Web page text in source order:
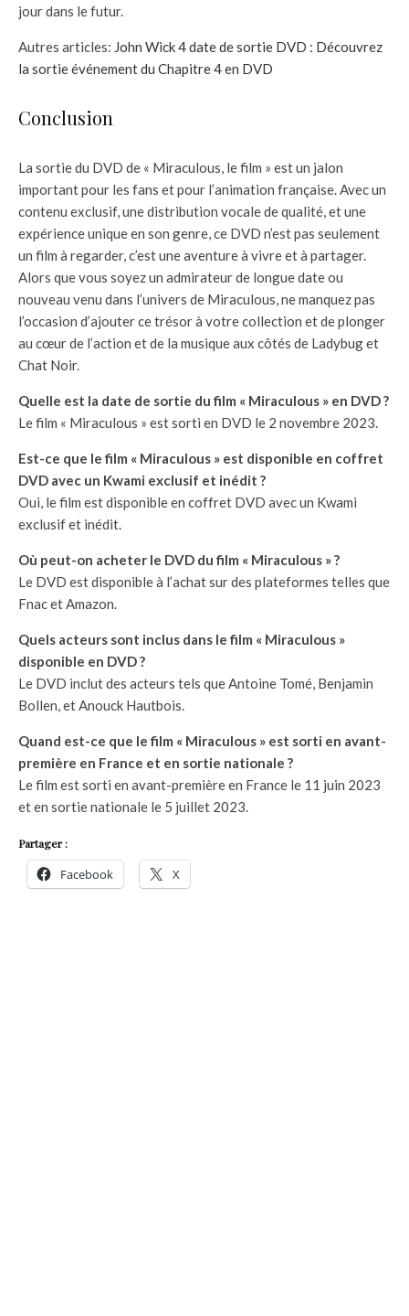
jour dans le futur.
Autres articles: John Wick 4 date de sortie DVD : Découvrez
la sortie événement du Chapitre 4 en DVD
Conclusion
La sortie du DVD de « Miraculous, le film » est un jalon
important pour les fans et pour l’animation française. Avec un
contenu exclusif, une distribution vocale de qualité, et une
expérience unique en son genre, ce DVD n’est pas seulement
un film à regarder, c’est une aventure à vivre et à partager.
Alors que vous soyez un admirateur de longue date ou
nouveau venu dans l’univers de Miraculous, ne manquez pas
l’occasion d’ajouter ce trésor à votre collection et de plonger
au cœur de l’action et de la musique aux côtés de Ladybug et
Chat Noir.
Quelle est la date de sortie du film « Miraculous » en DVD ?
Le film « Miraculous » est sorti en DVD le 2 novembre 2023.
Est-ce que le film « Miraculous » est disponible en coffret
DVD avec un Kwami exclusif et inédit ?
Oui, le film est disponible en coffret DVD avec un Kwami
exclusif et inédit.
Où peut-on acheter le DVD du film « Miraculous » ?
Le DVD est disponible à l’achat sur des plateformes telles que
Fnac et Amazon.
Quels acteurs sont inclus dans le film « Miraculous »
disponible en DVD ?
Le DVD inclut des acteurs tels que Antoine Tomé, Benjamin
Bollen, et Anouck Hautbois.
Quand est-ce que le film « Miraculous » est sorti en avant-
première en France et en sortie nationale ?
Le film est sorti en avant-première en France le 11 juin 2023
et en sortie nationale le 5 juillet 2023.
Partager :
Facebook X